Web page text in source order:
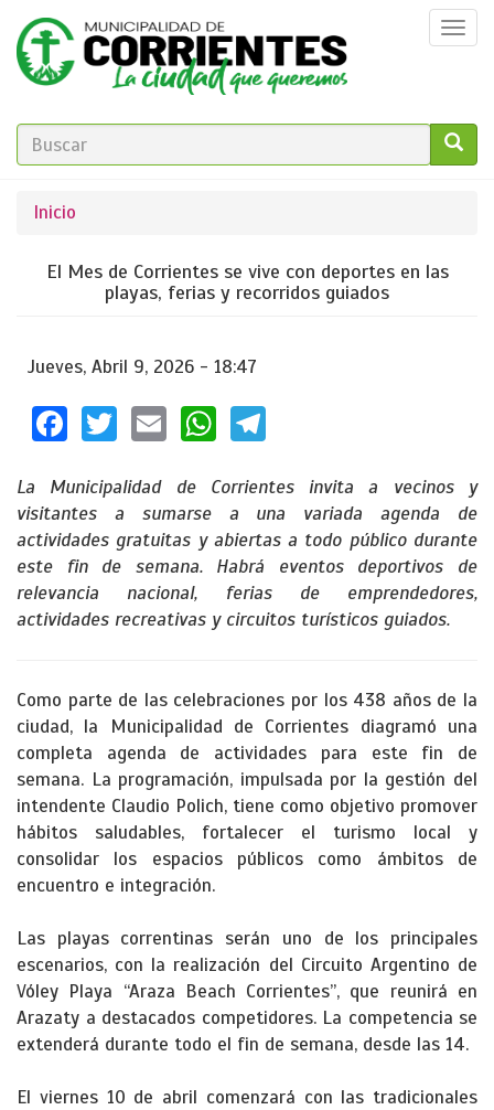
Pasar
contenido
principal
FORMULARIO
BÚSQUEDA
Se
encuentra
usted
Inicio
El Mes de Corrientes se vive con deportes en las
playas, ferias y recorridos guiados
Jueves, Abril 9, 2026 - 18:47
Facebook
TwitterEmailWhatsApp
La Municipalidad de Corrientes invita a vecinos y
visitantes a sumarse a una variada agenda de
actividades gratuitas y abiertas a todo público durante
este fin de semana. Habrá eventos deportivos de
relevancia nacional, ferias de emprendedores,
actividades recreativas y circuitos turísticos guiados.
Como parte de las celebraciones por los 438 años de la
ciudad, la Municipalidad de Corrientes diagramó una
completa agenda de actividades para este fin de
semana. La programación, impulsada por la gestión del
intendente Claudio Polich, tiene como objetivo promover
hábitos saludables, fortalecer el turismo local y
consolidar los espacios públicos como ámbitos de
encuentro e integración.
Las playas correntinas serán uno de los principales
escenarios, con la realización del Circuito Argentino de
Vóley Playa “Araza Beach Corrientes”, que reunirá en
Arazaty a destacados competidores. La competencia se
extenderá durante todo el fin de semana, desde las 14.
El viernes 10 de abril comenzará con las tradicionales